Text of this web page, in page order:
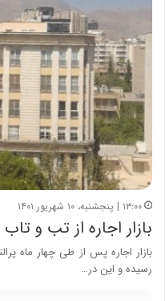
۱۳:۰۰ | پنجشنبه، ۱۰ شهریور ۱۴۰۱
بازار اجاره از تب و تاب
بازار اجاره پس از طی چهار ماه
رسیده و این در…